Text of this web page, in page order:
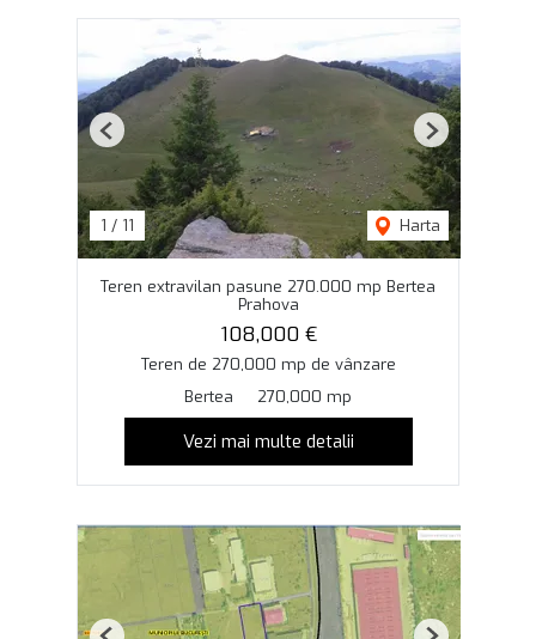
1 / 11 Harta
Previous Next
Teren extravilan pasune 270.000 mp Bertea
Prahova
108,000 €
Teren de 270,000 mp de vânzare
Bertea
270,000 mp
Vezi mai multe detalii